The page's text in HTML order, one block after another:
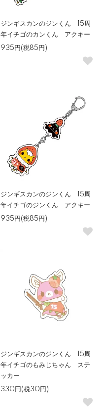
ジンギスカンのジンくん 15周
年イチゴのカンくん アクキー
935円(税85円)
ジンギスカンのジンくん 15周
年イチゴのジンくん アクキー
935円(税85円)
ジンギスカンのジンくん 15周
年イチゴのもみじちゃん ステ
ッカー
330円(税30円)